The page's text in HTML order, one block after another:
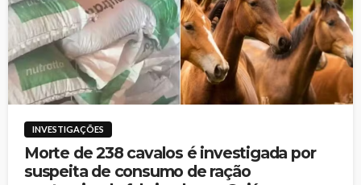
INVESTIGAÇÕES
Morte de 238 cavalos é investigada por
suspeita de consumo de ração